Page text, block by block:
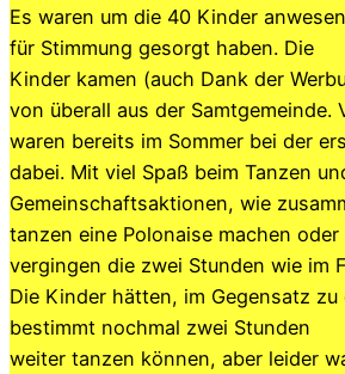
Es waren um die 40 Kinder
für Stimmung gesorgt haben. Die
Kinder kamen (auch Dank der
von überall aus der Samtgemeinde.
waren bereits im Sommer bei der
dabei. Mit viel Spaß beim Tanzen
Gemeinschaftsaktionen, wie
tanzen eine Polonaise machen
vergingen die zwei Stunden wie im
Die Kinder hätten, im Gegensatz zu
bestimmt nochmal zwei Stunden
weiter tanzen können, aber leider